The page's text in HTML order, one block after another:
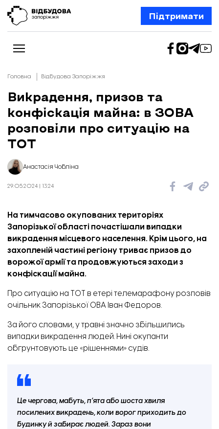
Підтримати
Новини
Відбудова Запоріжжя
Ексклюзив
Бізнес
Шлях додому
Колонки
Про нас
Редакційна політика
Головна Відбудова Запоріжжя
Викрадення, призов та
конфіскація майна: в ЗОВА
розповіли про ситуацію на
ТОТ
Анастасія Чобліна
29.05.2024 | 13:24
На тимчасово окупованих територіях
Запорізької області почастішали випадки
викрадення місцевого населення. Крім цього, на
захопленій частині регіону триває призов до
ворожої армії та продовжуються заходи з
конфіскації майна.
Про ситуацію на ТОТ в етері телемарафону розповів
очільник Запорізької ОВА Іван Федоров.
За його словами, у травні значно збільшились
випадки викрадення людей. Нині окупанти
обгрунтовують це «рішеннями» судів.
Це чергова, мабуть, п’ята або шоста хвиля
посилених викрадень, коли ворог приходить до
будинку й забирає людей. Зараз вони